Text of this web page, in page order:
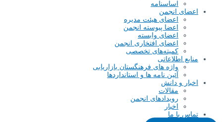
اساسنامه
اعضای انجمن
اعضای هیئت مدیره
اعضا پیوسته انجمن
اعضای وابسته
اعضای افتخاری انجمن
کمیته‌های تخصصی
منابع اطلاعاتی
واژه های فرهنگستان بازاریابی
آئین نامه ها و استانداردها
اخبار و دانش
مقالات
رویدادهای انجمن
اخبار
تماس با ما